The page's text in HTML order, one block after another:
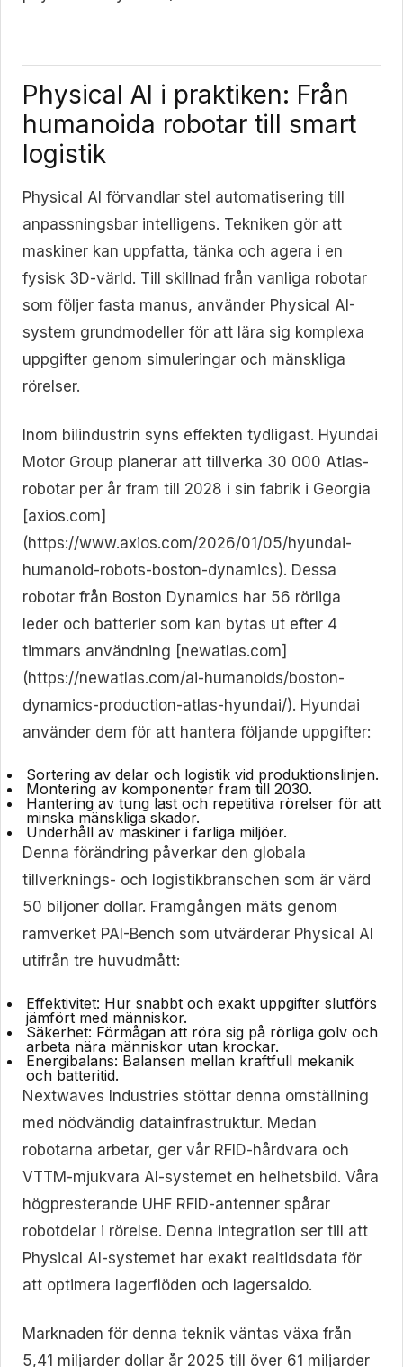
Physical AI i praktiken: Från
humanoida robotar till smart
logistik
Physical AI förvandlar stel automatisering till
anpassningsbar intelligens. Tekniken gör att
maskiner kan uppfatta, tänka och agera i en
fysisk 3D-värld. Till skillnad från vanliga robotar
som följer fasta manus, använder Physical AI-
system grundmodeller för att lära sig komplexa
uppgifter genom simuleringar och mänskliga
rörelser.
Inom bilindustrin syns effekten tydligast. Hyundai
Motor Group planerar att tillverka 30 000 Atlas-
robotar per år fram till 2028 i sin fabrik i Georgia
[axios.com]
(https://www.axios.com/2026/01/05/hyundai-
humanoid-robots-boston-dynamics). Dessa
robotar från Boston Dynamics har 56 rörliga
leder och batterier som kan bytas ut efter 4
timmars användning [newatlas.com]
(https://newatlas.com/ai-humanoids/boston-
dynamics-production-atlas-hyundai/). Hyundai
använder dem för att hantera följande uppgifter:
Sortering av delar och logistik vid produktionslinjen.
Montering av komponenter fram till 2030.
Hantering av tung last och repetitiva rörelser för att
minska mänskliga skador.
Underhåll av maskiner i farliga miljöer.
Denna förändring påverkar den globala
tillverknings- och logistikbranschen som är värd
50 biljoner dollar. Framgången mäts genom
ramverket PAI-Bench som utvärderar Physical AI
utifrån tre huvudmått:
Effektivitet: Hur snabbt och exakt uppgifter slutförs
jämfört med människor.
Säkerhet: Förmågan att röra sig på rörliga golv och
arbeta nära människor utan krockar.
Energibalans: Balansen mellan kraftfull mekanik
och batteritid.
Nextwaves Industries stöttar denna omställning
med nödvändig datainfrastruktur. Medan
robotarna arbetar, ger vår RFID-hårdvara och
VTTM-mjukvara AI-systemet en helhetsbild. Våra
högpresterande UHF RFID-antenner spårar
robotdelar i rörelse. Denna integration ser till att
Physical AI-systemet har exakt realtidsdata för
att optimera lagerflöden och lagersaldo.
Marknaden för denna teknik väntas växa från
5,41 miljarder dollar år 2025 till över 61 miljarder